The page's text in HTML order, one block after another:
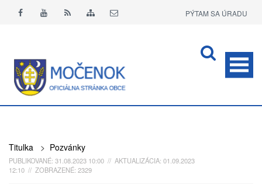
PÝTAM SA ÚRADU
Titulka > Pozvánky
PUBLIKOVANÉ: 31.08.2023 10:00 // AKTUALIZÁCIA: 01.09.2023
12:10 // ZOBRAZENÉ: 2329